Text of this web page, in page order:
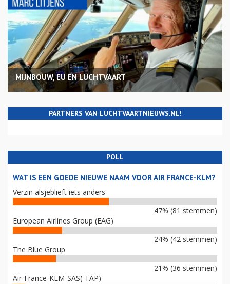
MIJNBOUW, EU EN LUCHTVAART
PARTNERS VAN LUCHTVAARTNIEUWS.NL!
POLL
WAT IS EEN GOEDE NIEUWE NAAM VOOR AIR FRANCE-KLM?
Verzin alsjeblieft iets anders
47% (81 stemmen)
European Airlines Group (EAG)
24% (42 stemmen)
The Blue Group
21% (36 stemmen)
Air-France-KLM-SAS(-TAP)